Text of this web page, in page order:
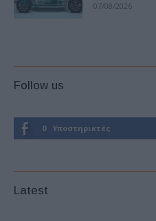
07/08/2026
Follow us
0 Υποστηρικτές
Latest